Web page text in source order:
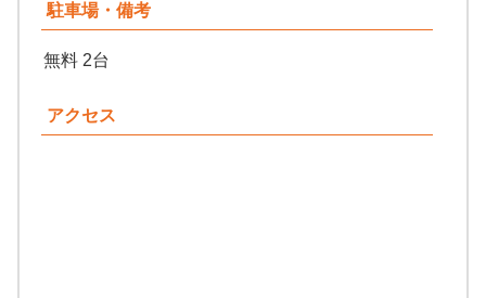
駐車場・備考
無料 2台
アクセス